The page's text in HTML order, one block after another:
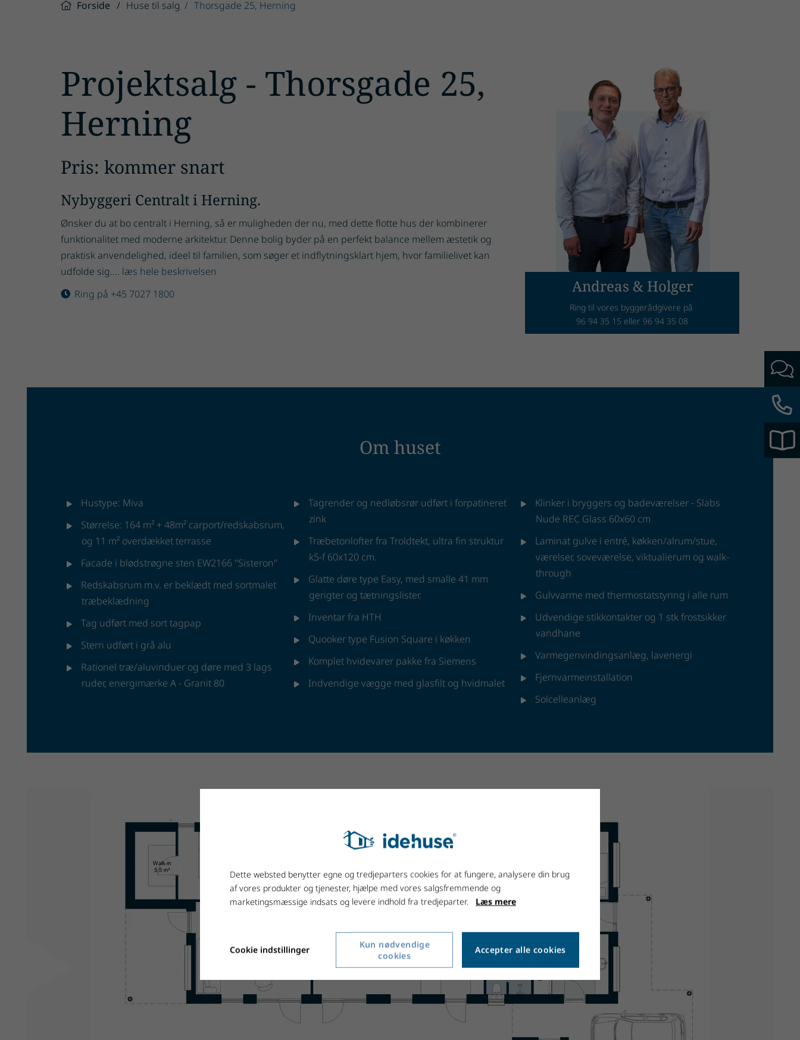
Forside Huse til salg Thorsgade 25, Herning
Projektsalg - Thorsgade 25,
Herning
Pris: kommer snart
Nybyggeri Centralt i Herning.
Ønsker du at bo centralt i Herning, så er muligheden der nu, med dette flotte hus der kombinerer
funktionalitet med moderne arkitektur. Denne bolig byder på en perfekt balance mellem æstetik og
praktisk anvendelighed, ideel til familien, som søger et indflytningsklart hjem, hvor familielivet kan
udfolde sig.... læs hele beskrivelsen
Ring på +45 7027 1800
Andreas & Holger
Ring til vores byggerådgivere på
96 94 35 15 eller 96 94 35 08
Om huset
Hustype: Miva
Størrelse: 164 m² + 48m² carport/redskabsrum,
og 11 m² overdækket terrasse
Facade i blødstrøgne sten EW2166 "Sisteron"
Redskabsrum m.v. er beklædt med sortmalet
træbeklædning
Tag udført med sort tagpap
Stern udført i grå alu
Rationel træ/aluvinduer og døre med 3 lags
ruder, energimærke A - Granit 80
Tagrender og nedløbsrør udført i forpatineret
zink
Træbetonlofter fra Troldtekt, ultra fin struktur
k5-f 60x120 cm.
Glatte døre type Easy, med smalle 41 mm
gerigter og tætningslister.
Inventar fra HTH
Quooker type Fusion Square i køkken
Komplet hvidevarer pakke fra Siemens
Indvendige vægge med glasfilt og hvidmalet
Klinker i bryggers og badeværelser - Slabs
Nude REC Glass 60x60 cm
Laminat gulve i entré, køkken/alrum/stue,
værelser, soveværelse, viktualierum og walk-
through
Gulvvarme med thermostatstyring i alle rum
Udvendige stikkontakter og 1 stk frostsikker
vandhane
Varmegenvindingsanlæg, lavenergi
Fjernvarmeinstallation
Solcelleanlæg
Dette websted benytter egne og tredjeparters cookies for at fungere, analysere din brug
af vores produkter og tjenester, hjælpe med vores salgsfremmende og
marketingsmæssige indsats og levere indhold fra tredjeparter. Læs mere
Cookie indstillinger
Kun nødvendige
cookies
Accepter alle cookies